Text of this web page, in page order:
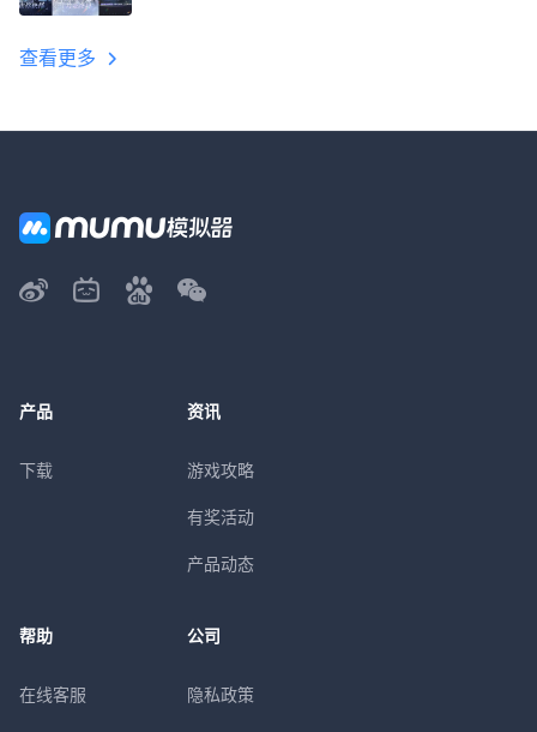
查看更多
产品
下载
资讯
游戏攻略
有奖活动
产品动态
帮助
在线客服
公司
隐私政策